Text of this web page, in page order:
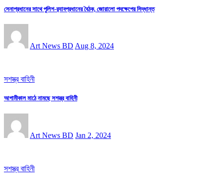
সেনাপ্রধানের সাথে পুলিশ-র‌্যাবপ্রধানের বৈঠক, জোরালো পদক্ষেপের সিদ্ধান্ত
Art News BD Aug 8, 2024
সশস্ত্র বাহিনী
আগামীকাল মাঠে নামছে সশস্ত্র বাহিনী
Art News BD Jan 2, 2024
সশস্ত্র বাহিনী